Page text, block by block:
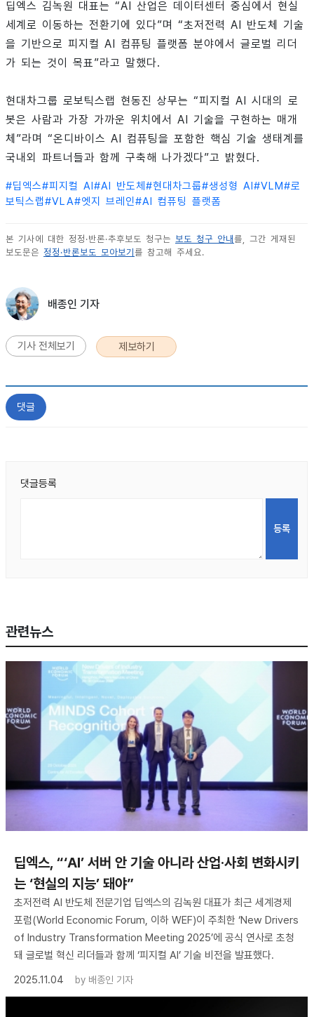
딥엑스 김녹원 대표는 “AI 산업은 데이터센터 중심에서 현실
세계로 이동하는 전환기에 있다”며 “초저전력 AI 반도체 기술
을 기반으로 피지컬 AI 컴퓨팅 플랫폼 분야에서 글로벌 리더
가 되는 것이 목표”라고 말했다.
현대차그룹 로보틱스랩 현동진 상무는 “피지컬 AI 시대의 로
봇은 사람과 가장 가까운 위치에서 AI 기술을 구현하는 매개
체”라며 “온디바이스 AI 컴퓨팅을 포함한 핵심 기술 생태계를
국내외 파트너들과 함께 구축해 나가겠다”고 밝혔다.
#딥엑스#피지컬 AI#AI 반도체 #현대차그룹#생성형 AI#VLM#로
보틱스랩#VLA#엣지 브레인#AI 컴퓨팅 플랫폼
본 기사에 대한 정정·반론·추후보도 청구는 보도 청구 안내 를, 그간 게재된
보도문은 정정·반론보도 모아보기 를 참고해 주세요.
배종인 기자
기사 전체보기 제보하기
댓글
댓글등록
관련뉴스
딥엑스, “‘AI’ 서버 안 기술 아니라 산업·사회 변화시키
는 ‘현실의 지능’ 돼야”
초저전력 AI 반도체 전문기업 딥엑스의 김녹원 대표가 최근 세계경제
포럼(World Economic Forum, 이하 WEF)이 주최한 ‘New Drivers
of Industry Transformation Meeting 2025’에 공식 연사로 초청
돼 글로벌 혁신 리더들과 함께 ‘피지컬 AI’ 기술 비전을 발표했다.
2025.11.04
by 배종인 기자